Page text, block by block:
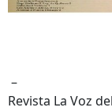
–
Revista La Voz